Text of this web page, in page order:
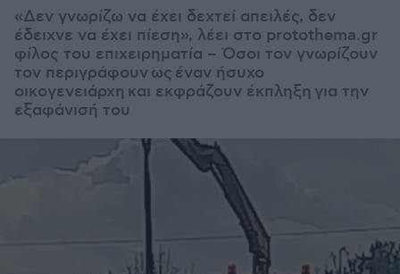
«Δεν γνωρίζω να έχει δεχτεί απειλές, δεν
έδειχνε να έχει πίεση», λέει στο protothema.gr
φίλος του επιχειρηματία – Όσοι τον γνωρίζουν
τον περιγράφουν ως έναν ήσυχο
οικογενειάρχη και εκφράζουν έκπληξη για την
εξαφάνισή του